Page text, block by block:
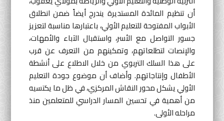
أن تنظيم المائدة المستديرة يندرج أيضاً ضمن انطلاق
الأبواب المفتوحة للتعليم الأولي، باعتبارها مناسبة لتعزيز
جسور التواصل مع الأسر، واستقبال الآباء والأمهات،
والإنصات لتطلعاتهم، وتمكينهم من التعرف عن قرب
على هذا السلك التربوي من خلال الاطلاع على أنشطة
الأطفال وإنتاجاتهم. وأضاف أن موضوع جودة التعليم
الأولي يشكل محور النقاش المركزي، في ظل ما يكتسيه
من أهمية في تحسين المسار الدراسي للمتعلمين منذ
مراحله الأولى.